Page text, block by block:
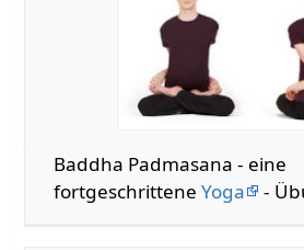
Baddha Padmasana - eine
fortgeschrittene Yoga -